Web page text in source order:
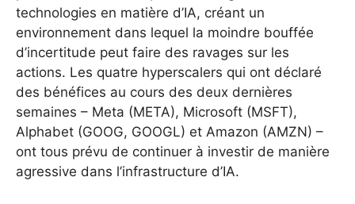
technologies en matière d’IA, créant un
environnement dans lequel la moindre bouffée
d’incertitude peut faire des ravages sur les
actions. Les quatre hyperscalers qui ont déclaré
des bénéfices au cours des deux dernières
semaines – Meta (META), Microsoft (MSFT),
Alphabet (GOOG, GOOGL) et Amazon (AMZN) –
ont tous prévu de continuer à investir de manière
agressive dans l’infrastructure d’IA.